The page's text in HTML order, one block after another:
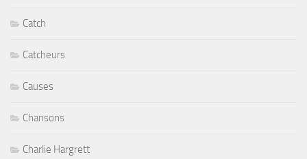
Catch
Catcheurs
Causes
Chansons
Charlie Hargrett